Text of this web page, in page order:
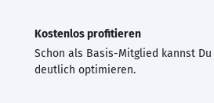
Kostenlos profitieren
Schon als Basis-Mitglied kannst Du
deutlich optimieren.